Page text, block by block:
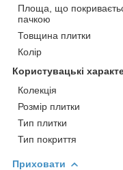
Площа, що
пачкою
Товщина плитки
Колір
Користувацькі
Колекція
Розмір плитки
Тип плитки
Тип покриття
Приховати